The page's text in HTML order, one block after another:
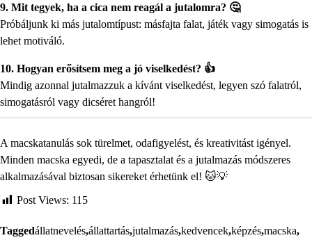
9. Mit tegyek, ha a cica nem reagál a jutalomra? 🤔
Próbáljunk ki más jutalomtípust: másfajta falat, játék vagy simogatás is
lehet motiváló.
10. Hogyan erősítsem meg a jó viselkedést? 👍
Mindig azonnal jutalmazzuk a kívánt viselkedést, legyen szó falatról,
simogatásról vagy dicséret hangról!
A macskatanulás sok türelmet, odafigyelést, és kreativitást igényel.
Minden macska egyedi, de a tapasztalat és a jutalmazás módszeres
alkalmazásával biztosan sikereket érhetünk el! 🐱💡
Post Views: 115
Taggedállatnevelés,állattartás,jutalmazás,kedvencek,képzés,macska,